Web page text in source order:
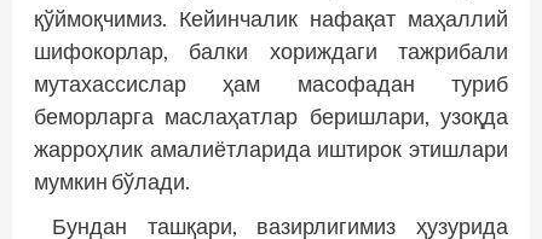
қўймоқчимиз. Кейин­чалик нафақат маҳаллий
шифокорлар, балки хориждаги тажрибали
мутахассислар ҳам масофадан туриб
беморларга маслаҳатлар беришлари, узоқда
жарроҳлик амалиётларида иштирок этишлари
мумкин бўлади.
Бундан ташқари, вазирлигимиз ҳузурида